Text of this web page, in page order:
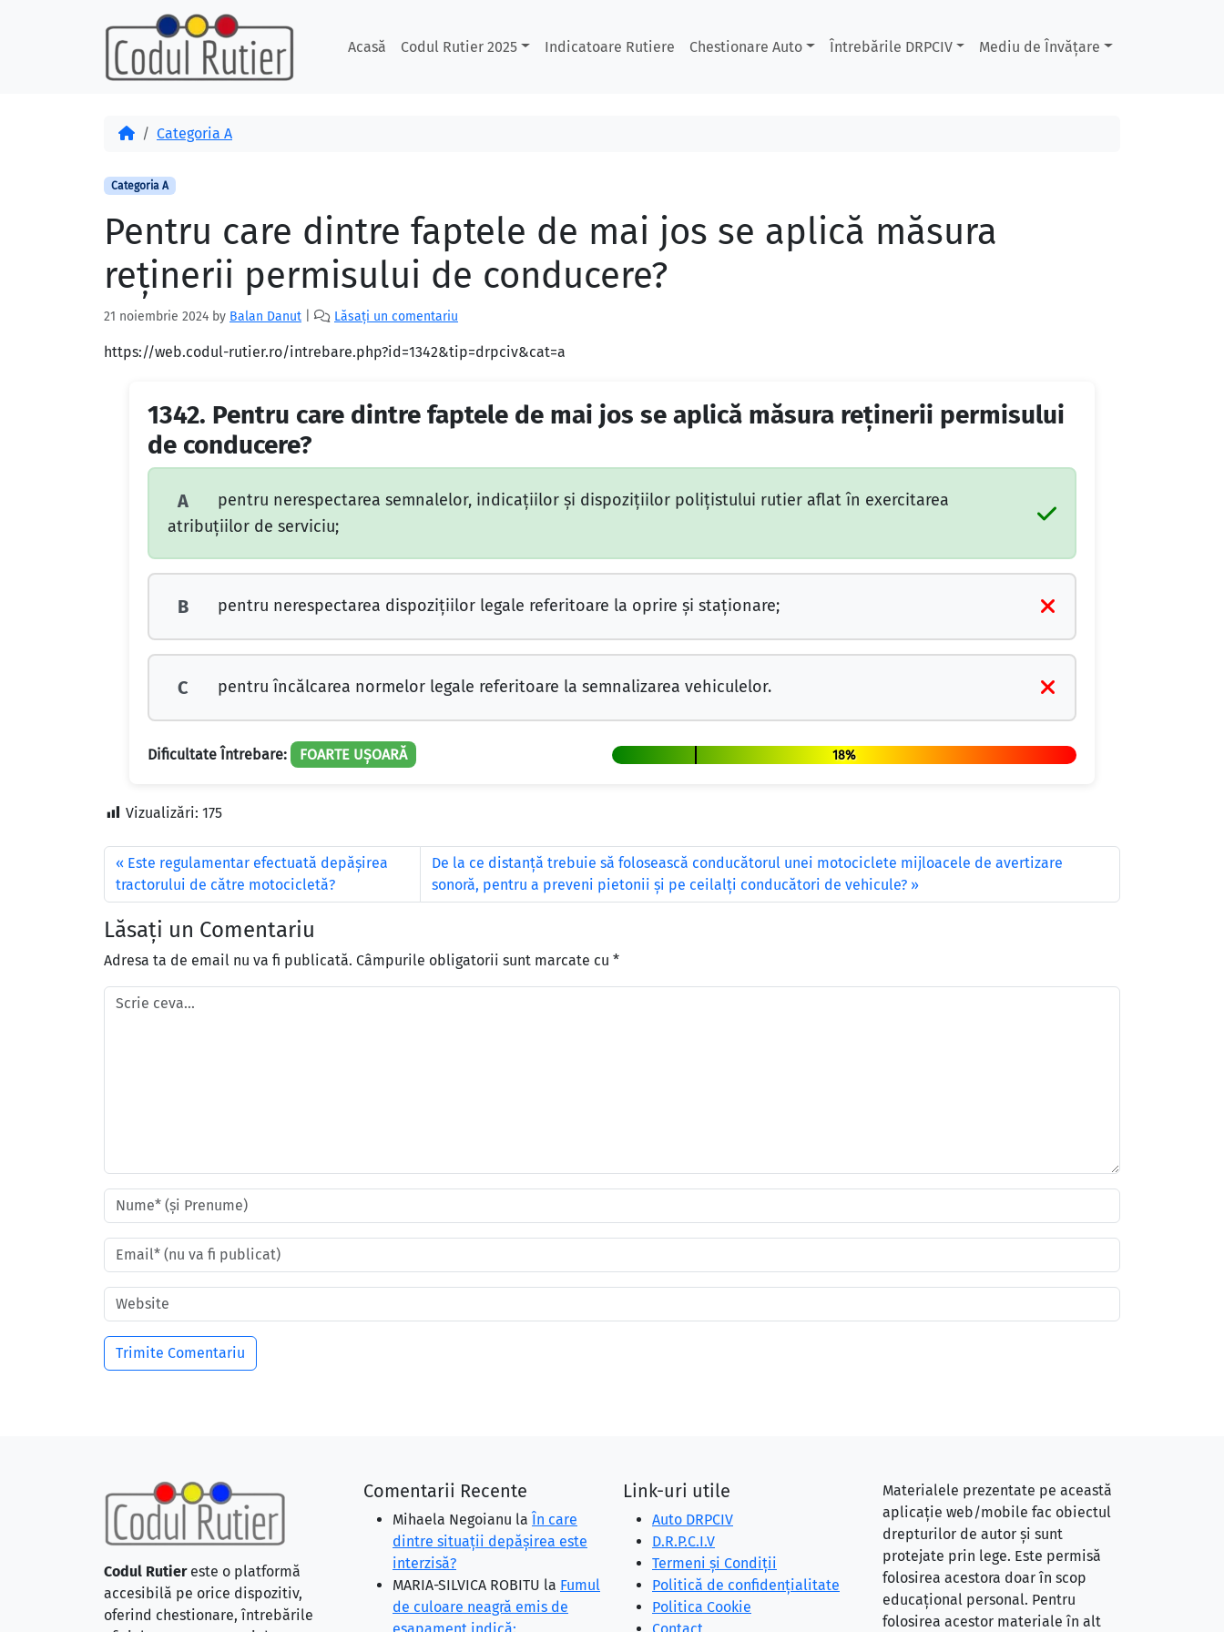
Acasă Codul Rutier 2025 Indicatoare Rutiere Chestionare Auto Întrebările DRPCIV Mediu de Învățare
AcasăCategoria A
Categoria A
Pentru care dintre faptele de mai jos se aplică măsura
reţinerii permisului de conducere?
21 noiembrie 2024 by Balan Danut Lăsați un comentariu
https://web.codul-rutier.ro/intrebare.php?id=1342&tip=drpciv&cat=a
1342. Pentru care dintre faptele de mai jos se aplică măsura reţinerii permisului
de conducere?
A
pentru nerespectarea semnalelor, indicaţiilor şi dispoziţiilor poliţistului rutier aflat în exercitarea
atribuţiilor de serviciu;
B pentru nerespectarea dispoziţiilor legale referitoare la oprire şi staţionare;
C pentru încălcarea normelor legale referitoare la semnalizarea vehiculelor.
Dificultate Întrebare: FOARTE UȘOARĂ 18%
Vizualizări: 175
Este regulamentar efectuată depăşirea
tractorului de către motocicletă?
De la ce distanţă trebuie să folosească conducătorul unei motociclete mijloacele de avertizare
sonoră, pentru a preveni pietonii şi pe ceilalţi conducători de vehicule?
Lăsați un Comentariu
Adresa ta de email nu va fi publicată. Câmpurile obligatorii sunt marcate cu *
Codul Rutiereste o platformă
accesibilă pe orice dispozitiv,
oferind chestionare, întrebările
Comentarii Recente
Mihaela Negoianu la În care
dintre situaţii depăşirea este
interzisă?
MARIA-SILVICA ROBITU la Fumul
de culoare neagră emis de
Link-uri utile
Auto DRPCIV
D.R.P.C.I.V
Termeni și Condiții
Politică de confidențialitate
Politica Cookie
Materialele prezentate pe această
aplicație web/mobile fac obiectul
drepturilor de autor și sunt
protejate prin lege. Este permisă
folosirea acestora doar în scop
educațional personal. Pentru
folosirea acestor materiale în alt